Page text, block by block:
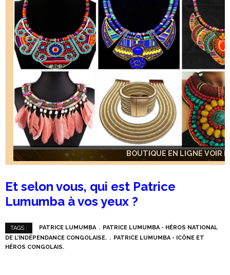
BOUTIQUE EN LIGNE VOIR
BOUTIQUE EN LIGNE VOIR
BOUTIQUE EN LIGNE VOIR
Et selon vous, qui est Patrice
Lumumba à vos yeux ?
TAGS : PATRICE LUMUMBA
PATRICE LUMUMBA - HÉROS NATIONAL
DE L’INDÉPENDANCE CONGOLAISE.
PATRICE LUMUMBA - ICÔNE ET
HÉROS CONGOLAIS.